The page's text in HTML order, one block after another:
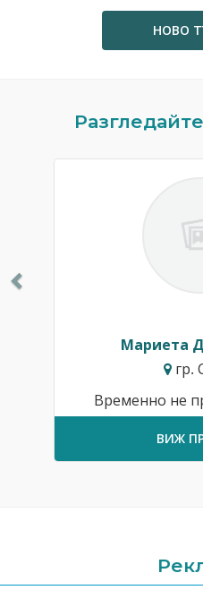
НОВО
Мариета
гр.
Временно не
ВИЖ